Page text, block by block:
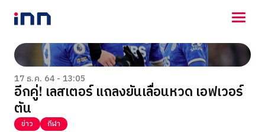
NEWS
ENTERTAINMENT
LIFESTYLE
HOROSCOPE
LOTTERY
17 ธ.ค. 64 - 13:05
อีกคู่! เลสเตอร์ แถลงยันเลื่อนหวด เอฟเวอร์
ตัน
ข่าว กีฬา